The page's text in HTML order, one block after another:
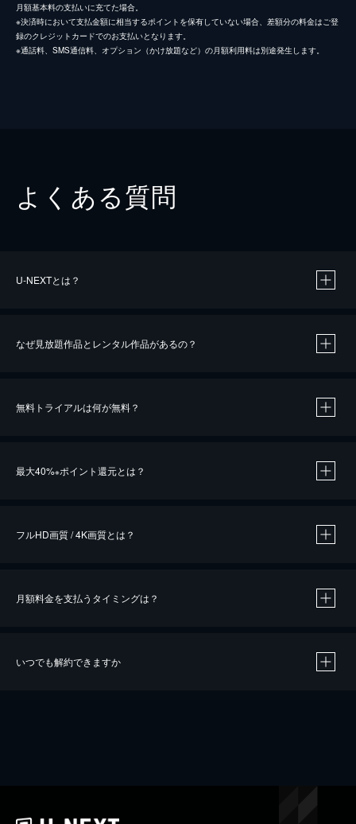
月額基本料の支払いに充てた場合。
※決済時において支払金額に相当するポイントを保有していない場合、差額分の料金はご登
録のクレジットカードでのお支払いとなります。
※通話料、SMS通信料、オプション（かけ放題など）の月額利用料は別途発生します。
よくある質問
U-NEXTとは？
なぜ見放題作品とレンタル作品があるの？
無料トライアルは何が無料？
最大40%※ポイント還元とは？
※40％ポイント還元の対象は、クレジットカード決済による作品の購入 / レンタルです。
iOSアプリのUコイン決済による作品の購入 / レンタルは、20％のポイント還元です。
フルHD画質 / 4K画質とは？
月額料金を支払うタイミングは？
いつでも解約できますか